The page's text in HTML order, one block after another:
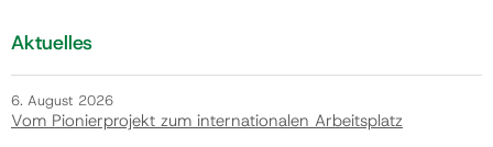
Aktuelles
6. August 2026
Vom Pionierprojekt zum internationalen Arbeitsplatz